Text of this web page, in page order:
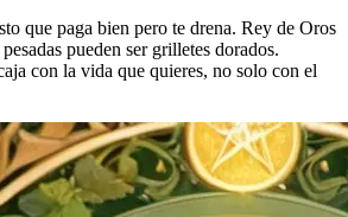
que paga bien pero te drena. Rey de Oros
pueden ser grilletes dorados.
con la vida que quieres, no solo con el